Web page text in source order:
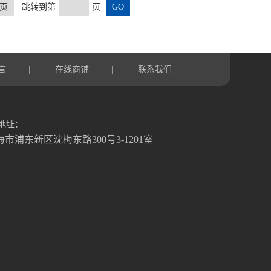
跳转到第 页
在线商铺 联系我们
址：
市浦东新区沈梅东路300号3-1201室